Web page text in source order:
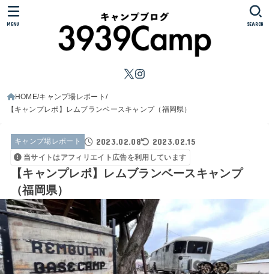
SEARCH
MENU
HOME キャンプ場レポート
【キャンプレポ】レムブランベースキャンプ（福岡県）
キャンプ場レポート 2023.02.08 2023.02.15
当サイトはアフィリエイト広告を利用しています
【キャンプレポ】レムブランベースキャンプ
（福岡県）